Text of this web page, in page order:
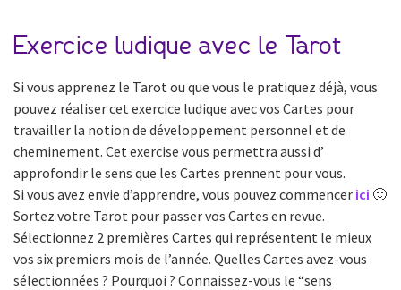
Exercice ludique avec le Tarot
Si vous apprenez le Tarot ou que vous le pratiquez déjà, vous
pouvez réaliser cet exercice ludique avec vos Cartes pour
travailler la notion de développement personnel et de
cheminement. Cet exercise vous permettra aussi d’
approfondir le sens que les Cartes prennent pour vous.
Si vous avez envie d’apprendre, vous pouvez commencer ici 🙂
Sortez votre Tarot pour passer vos Cartes en revue.
Sélectionnez 2 premières Cartes qui représentent le mieux
vos six premiers mois de l’année. Quelles Cartes avez-vous
sélectionnées ? Pourquoi ? Connaissez-vous le “sens